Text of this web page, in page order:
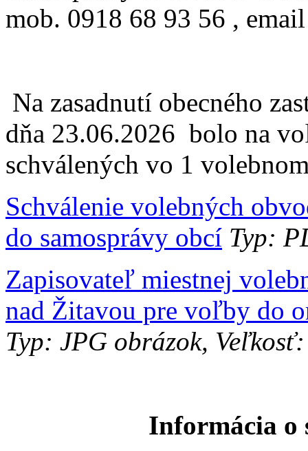
mob. 0918 68 93 56 ,
Na zasadnutí obecného
dňa 23.06.2026 bolo na
schválených vo 1
Schválenie volebných
do samosprávy obcí Typ:
Zapisovateľ miestnej
nad Žitavou pre voľby do
Typ: JPG obrázok,
Informácia o